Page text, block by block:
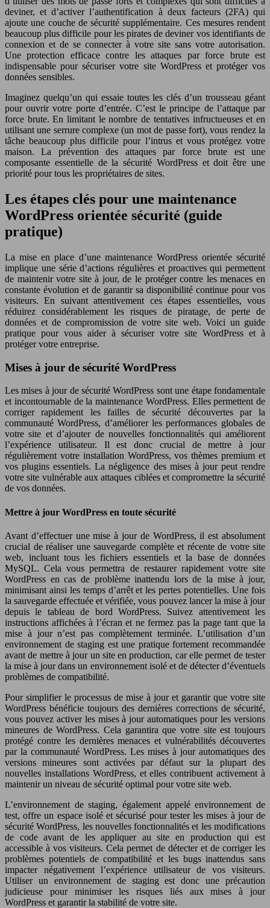
deviner, et d’activer l’authentification à deux facteurs (2FA) qui
ajoute une couche de sécurité supplémentaire. Ces mesures rendent
beaucoup plus difficile pour les pirates de deviner vos identifiants de
connexion et de se connecter à votre site sans votre autorisation.
Une protection efficace contre les attaques par force brute est
indispensable pour sécuriser votre site WordPress et protéger vos
données sensibles.
Imaginez quelqu’un qui essaie toutes les clés d’un trousseau géant
pour ouvrir votre porte d’entrée. C’est le principe de l’attaque par
force brute. En limitant le nombre de tentatives infructueuses et en
utilisant une serrure complexe (un mot de passe fort), vous rendez la
tâche beaucoup plus difficile pour l’intrus et vous protégez votre
maison. La prévention des attaques par force brute est une
composante essentielle de la sécurité WordPress et doit être une
priorité pour tous les propriétaires de sites.
Les étapes clés pour une maintenance
WordPress orientée sécurité (guide
pratique)
La mise en place d’une maintenance WordPress orientée sécurité
implique une série d’actions régulières et proactives qui permettent
de maintenir votre site à jour, de le protéger contre les menaces en
constante évolution et de garantir sa disponibilité continue pour vos
visiteurs. En suivant attentivement ces étapes essentielles, vous
réduirez considérablement les risques de piratage, de perte de
données et de compromission de votre site web. Voici un guide
pratique pour vous aider à sécuriser votre site WordPress et à
protéger votre entreprise.
Mises à jour de sécurité WordPress
Les mises à jour de sécurité WordPress sont une étape fondamentale
et incontournable de la maintenance WordPress. Elles permettent de
corriger rapidement les failles de sécurité découvertes par la
communauté WordPress, d’améliorer les performances globales de
votre site et d’ajouter de nouvelles fonctionnalités qui améliorent
l’expérience utilisateur. Il est donc crucial de mettre à jour
régulièrement votre installation WordPress, vos thèmes premium et
vos plugins essentiels. La négligence des mises à jour peut rendre
votre site vulnérable aux attaques ciblées et compromettre la sécurité
de vos données.
Mettre à jour WordPress en toute sécurité
Avant d’effectuer une mise à jour de WordPress, il est absolument
crucial de réaliser une sauvegarde complète et récente de votre site
web, incluant tous les fichiers essentiels et la base de données
MySQL. Cela vous permettra de restaurer rapidement votre site
WordPress en cas de problème inattendu lors de la mise à jour,
minimisant ainsi les temps d’arrêt et les pertes potentielles. Une fois
la sauvegarde effectuée et vérifiée, vous pouvez lancer la mise à jour
depuis le tableau de bord WordPress. Suivez attentivement les
instructions affichées à l’écran et ne fermez pas la page tant que la
mise à jour n’est pas complètement terminée. L’utilisation d’un
environnement de staging est une pratique fortement recommandée
avant de mettre à jour un site en production, car elle permet de tester
la mise à jour dans un environnement isolé et de détecter d’éventuels
problèmes de compatibilité.
Pour simplifier le processus de mise à jour et garantir que votre site
WordPress bénéficie toujours des dernières corrections de sécurité,
vous pouvez activer les mises à jour automatiques pour les versions
mineures de WordPress. Cela garantira que votre site est toujours
protégé contre les dernières menaces et vulnérabilités découvertes
par la communauté WordPress. Les mises à jour automatiques des
versions mineures sont activées par défaut sur la plupart des
nouvelles installations WordPress, et elles contribuent activement à
maintenir un niveau de sécurité optimal pour votre site web.
L’environnement de staging, également appelé environnement de
test, offre un espace isolé et sécurisé pour tester les mises à jour de
sécurité WordPress, les nouvelles fonctionnalités et les modifications
de code avant de les appliquer au site en production qui est
accessible à vos visiteurs. Cela permet de détecter et de corriger les
problèmes potentiels de compatibilité et les bugs inattendus sans
impacter négativement l’expérience utilisateur de vos visiteurs.
Utiliser un environnement de staging est donc une précaution
judicieuse pour minimiser les risques liés aux mises à jour
WordPress et garantir la stabilité de votre site.